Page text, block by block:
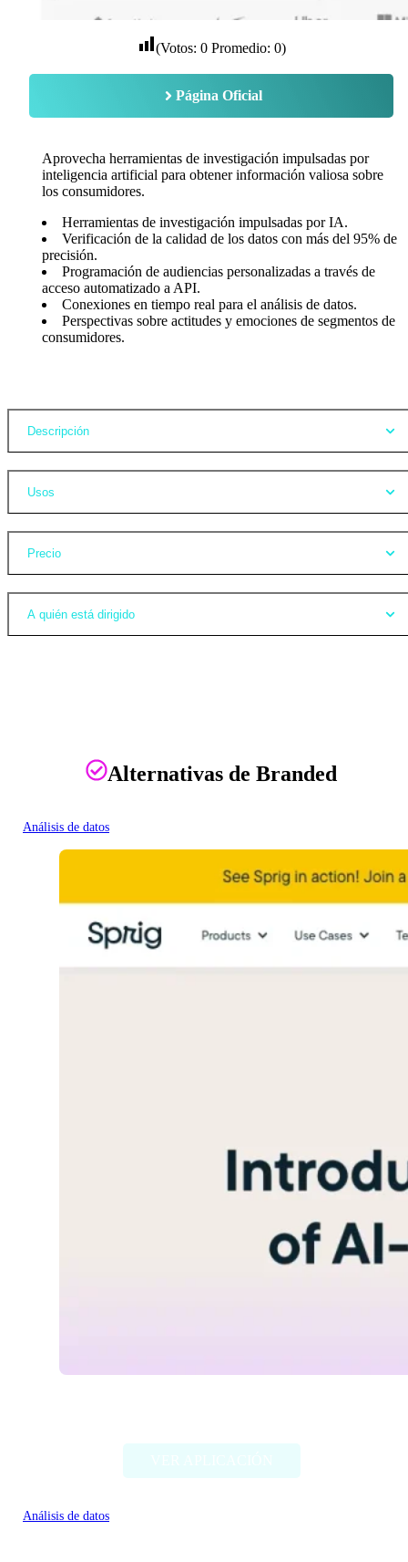
(Votos: 0Promedio: 0)
Página Oficial
Aprovecha herramientas de investigación impulsadas por
inteligencia artificial para obtener información valiosa sobre
los consumidores.
Herramientas de investigación impulsadas por IA.
Verificación de la calidad de los datos con más del 95% de
precisión.
Programación de audiencias personalizadas a través de
acceso automatizado a API.
Conexiones en tiempo real para el análisis de datos.
Perspectivas sobre actitudes y emociones de segmentos de
consumidores.
Descripción
Usos
Precio
A quién está dirigido
Alternativas de Branded
Análisis de datos
Análisis de datos